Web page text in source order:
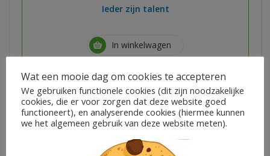
Ieder zijn talent
In winkelwagen
Wat een mooie dag om cookies te accepteren
We gebruiken functionele cookies (dit zijn noodzakelijke
cookies, die er voor zorgen dat deze website goed
functioneert), en analyserende cookies (hiermee kunnen
we het algemeen gebruik van deze website meten).